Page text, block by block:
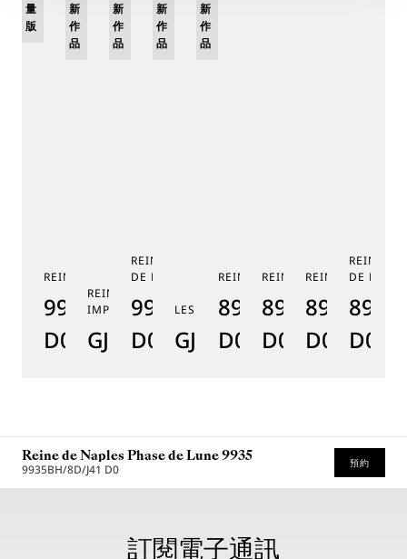
REINE DE NAPLES 9915
9915BB/58/964
D0
量
版
REINE DE NAPLES PERLES
IMPÉRIALES
GJ29BH89254DD5J4
新
作
品
REINE DE NAPLES PHASE
DE LUNE 9935
9935BH/4Y/J40
D0
新
作
品
LES JARDINS DU PETIT TRIANON
GJE25BH20.8985DB
新
作
品
REINE DE NAPLES 8925
8925BH/5W/J40
D0
新
作
品
REINE DE NAPLES 8918
8918BB/5D/
D0
REINE DE
8938BB/
D0
REINE
DE LUNE
D000
Reine de Naples Phase de Lune 9935
9935BH/8D/J41 D0 預約
訂閱電子通訊